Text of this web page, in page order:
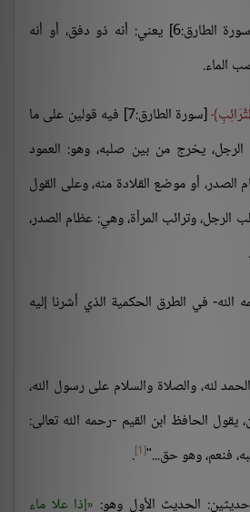
[سورة الطارق:6] يعني: أنه ذو دفق، أو أنه
الماء.
[سورة الطارق:7] فيه قولين على ما
يخرج من بين صلبه، وهو: العمود
الصدر، أو موضع القلادة منه، وعلى القول
الرجل، وترائب المرأة، وهي: عظام الصدر،
الله- في الطرق الحكمية الذي أشرنا إليه
لله، والصلاة والسلام على رسول الله،
الحافظ ابن القيم -رحمه الله تعالى:
فنعم، وهو حق..."[1]
.
الحديث الأول وهو: إذا علا ماء